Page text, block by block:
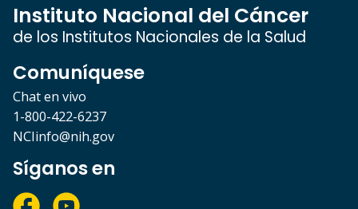
Instituto Nacional del Cáncer
de los Institutos Nacionales de la Salud
Comuníquese
Chat en vivo
1-800-422-6237
NCIinfo@nih.gov
Síganos en